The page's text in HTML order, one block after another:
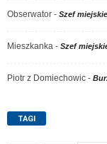
Obserwator - Szef
Mieszkanka - Szef
Piotr z Domiechowic -
TAGI